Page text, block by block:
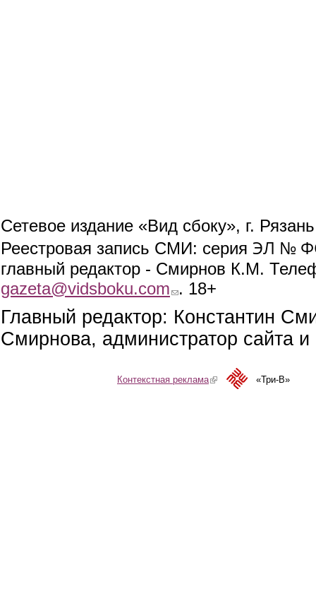
Сетевое издание «Вид сбоку», г.
Реестровая запись СМИ: серия ЭЛ №
главный редактор - Смирнов К.М.
gazeta@vidsboku.com (link sends e-mail)
. 18+
Главный редактор: Константин
Смирнова, администратор сайта
Контекстная реклама(link is external)«Три-В»